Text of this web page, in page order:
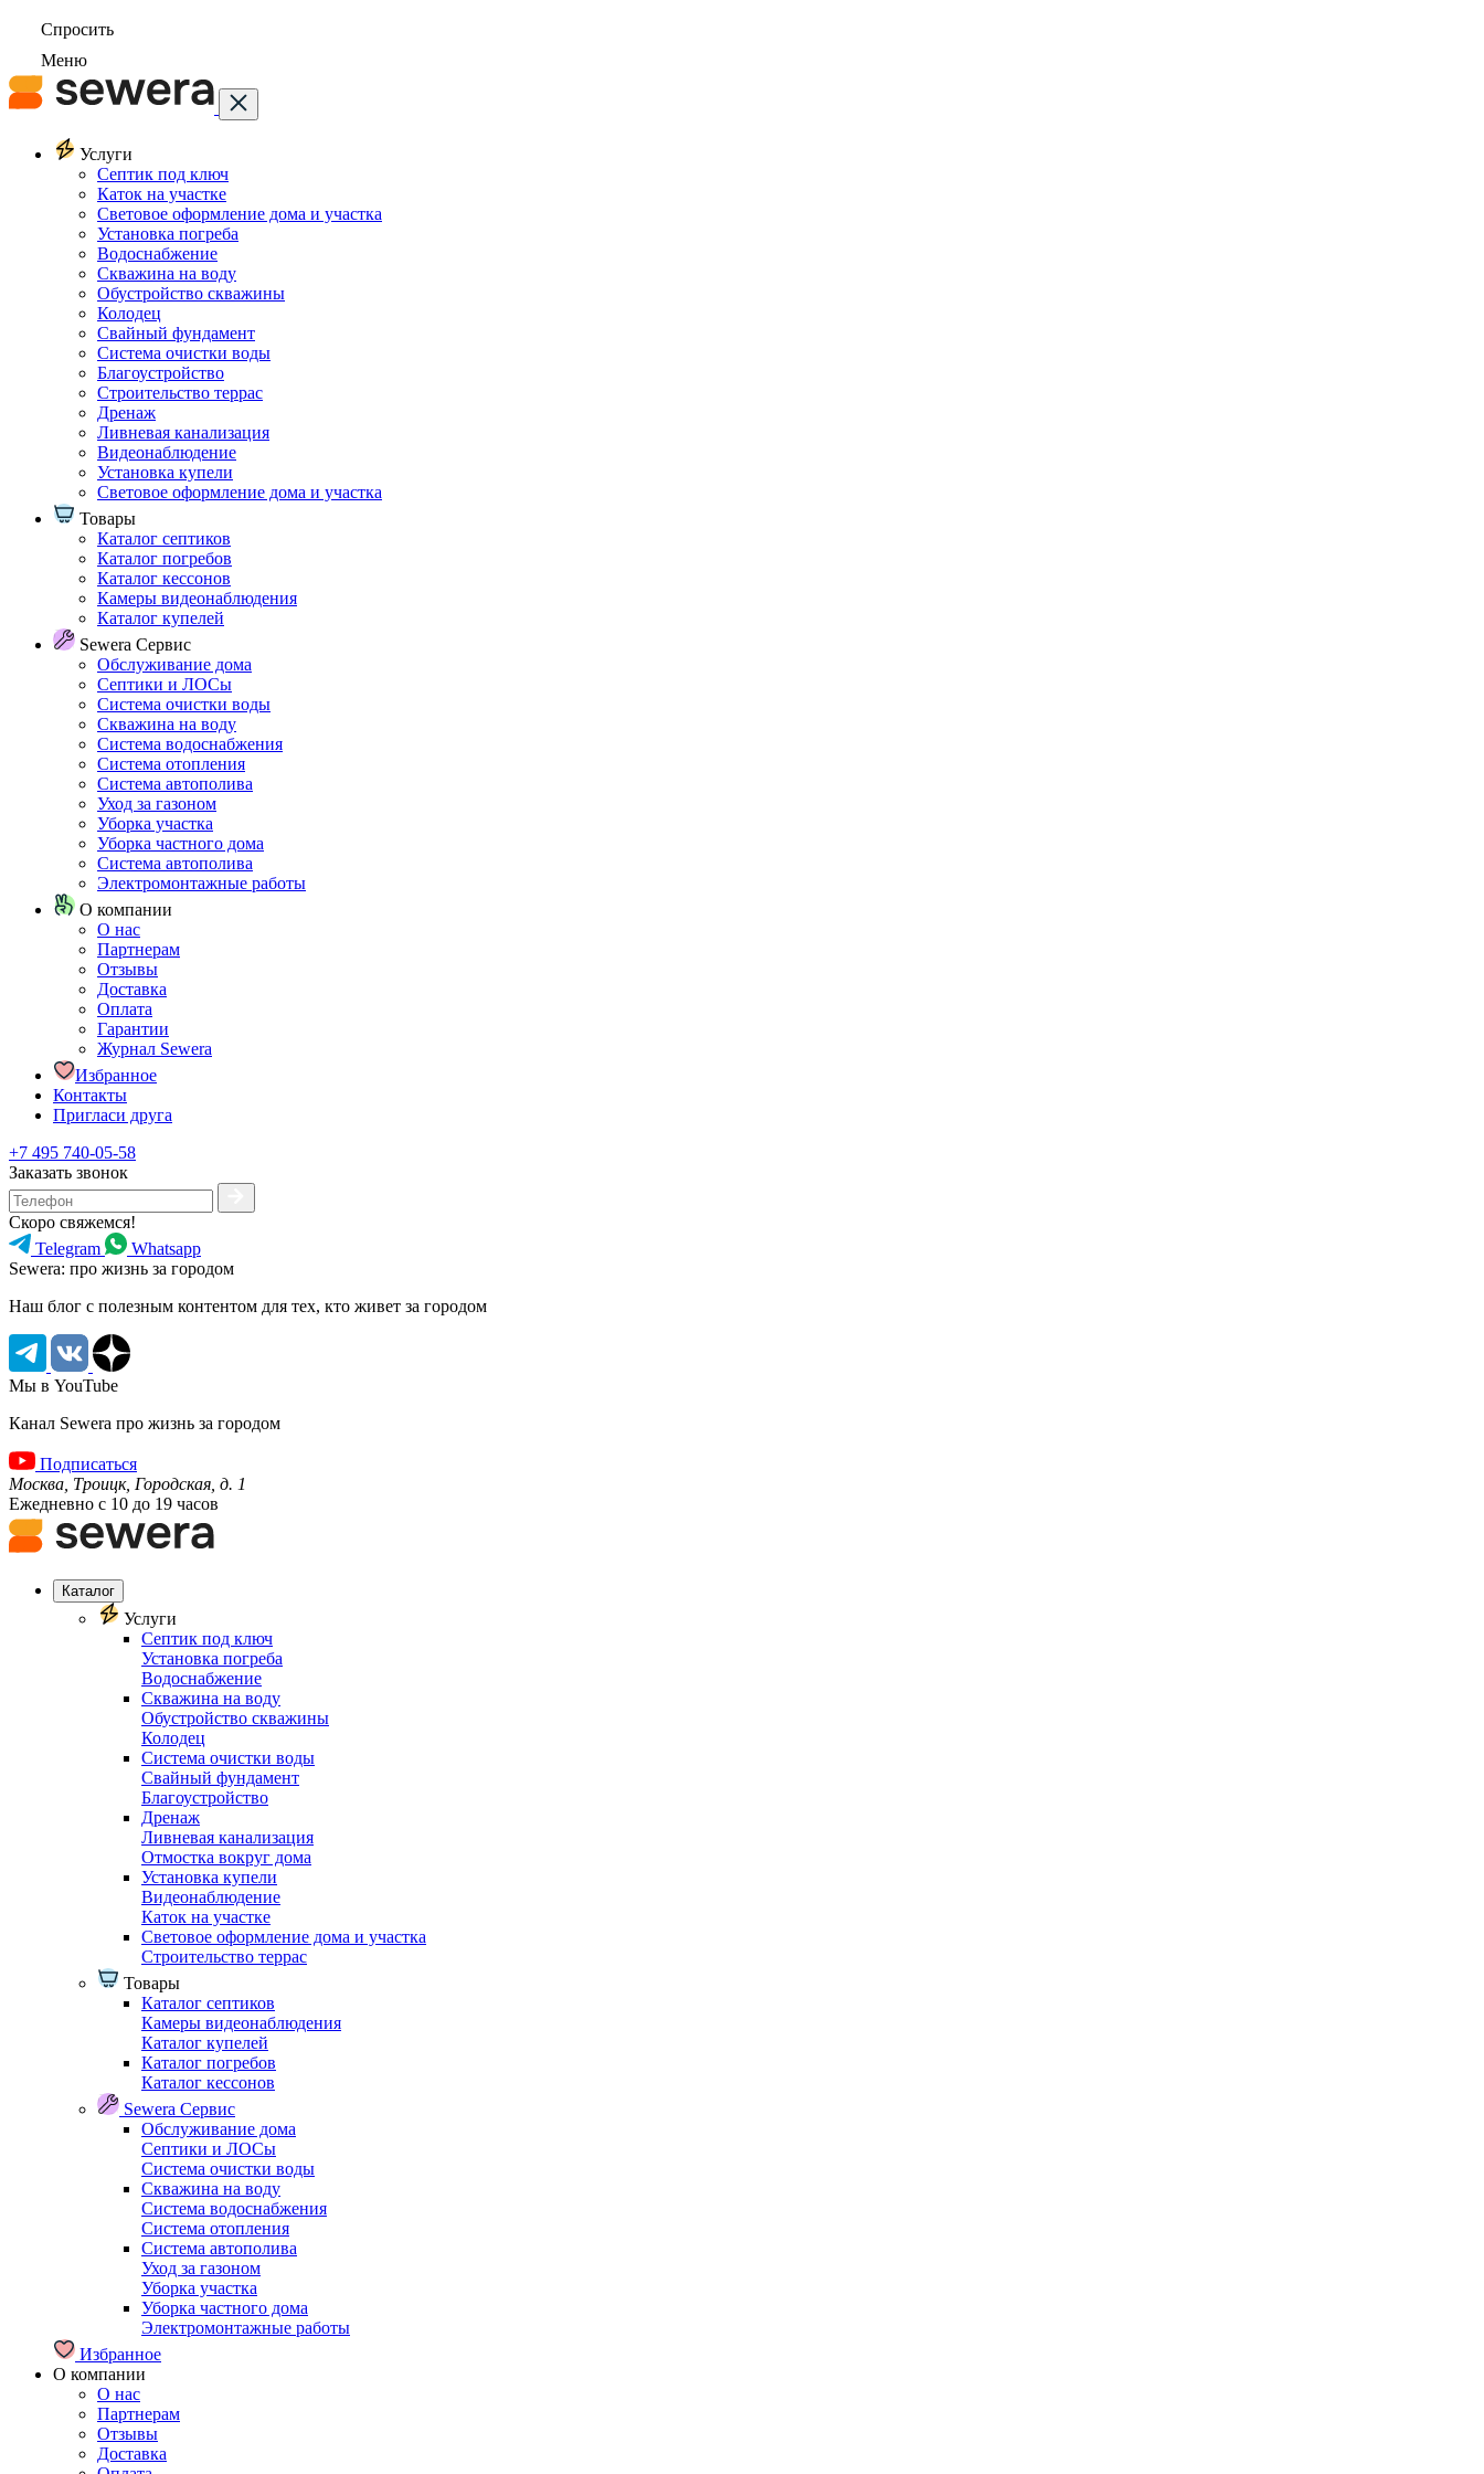
Спросить
Меню
Услуги
Септик под ключ
Каток на участке
Световое оформление дома и участка
Установка погреба
Водоснабжение
Скважина на воду
Обустройство скважины
Колодец
Свайный фундамент
Система очистки воды
Благоустройство
Строительство террас
Дренаж
Ливневая канализация
Видеонаблюдение
Установка купели
Световое оформление дома и участка
Товары
Каталог септиков
Каталог погребов
Каталог кессонов
Камеры видеонаблюдения
Каталог купелей
Sewera Сервис
Обслуживание дома
Септики и ЛОСы
Система очистки воды
Скважина на воду
Система водоснабжения
Система отопления
Система автополива
Уход за газоном
Уборка участка
Уборка частного дома
Система автополива
Электромонтажные работы
О компании
О нас
Партнерам
Отзывы
Доставка
Оплата
Гарантии
Журнал Sewera
Избранное
Контакты
Пригласи друга
+7 495 740-05-58
Заказать звонок
Скоро свяжемся!
Telegram
Whatsapp
Sewera: про жизнь за городом
Наш блог c полезным контентом для тех, кто живет за городом
Мы в YouTube
Канал Sewera про жизнь за городом
Подписаться
Москва, Троицк, Городская, д. 1
Ежедневно с 10 до 19 часов
Каталог
Услуги
Септик под ключ
Установка погреба
Водоснабжение
Скважина на воду
Обустройство скважины
Колодец
Система очистки воды
Свайный фундамент
Благоустройство
Дренаж
Ливневая канализация
Отмостка вокруг дома
Установка купели
Видеонаблюдение
Каток на участке
Световое оформление дома и участка
Строительство террас
Товары
Каталог септиков
Камеры видеонаблюдения
Каталог купелей
Каталог погребов
Каталог кессонов
Sewera Сервис
Обслуживание дома
Септики и ЛОСы
Система очистки воды
Скважина на воду
Система водоснабжения
Система отопления
Система автополива
Уход за газоном
Уборка участка
Уборка частного дома
Электромонтажные работы
Избранное
О компании
О нас
Партнерам
Отзывы
Доставка